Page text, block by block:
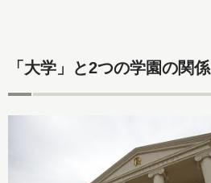
「大学」と2つの学園の関係